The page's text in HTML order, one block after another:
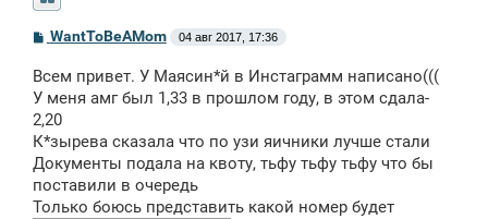
С
б
щ
е
н
и
WantToBeAMom 04 авг 2017, 17:36
Всем привет. У Маясин*й в Инстаграмм написано(((
У меня амг был 1,33 в прошлом году, в этом сдала-
2,20
К*зырева сказала что по узи яичники лучше стали
Документы подала на квоту, тьфу тьфу тьфу что бы
поставили в очередь
Только боюсь представить какой номер будет